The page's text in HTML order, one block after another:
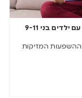
בני 9-11
ההשפעות המזיקות